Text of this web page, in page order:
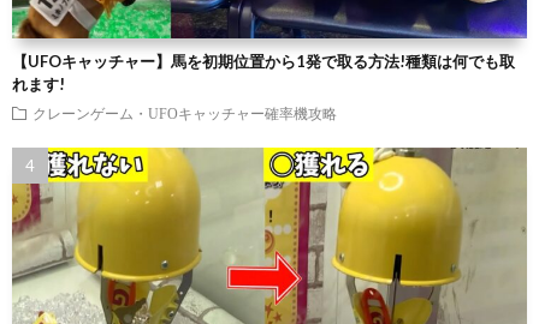
【UFOキャッチャー】馬を初期位置から1発で取る方法!種類は何でも取
れます!
クレーンゲーム・UFOキャッチャー確率機攻略